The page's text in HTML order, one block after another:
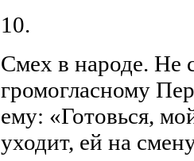
10.
Смех в народе. Не
громогласному
ему: «Готовься,
уходит, ей на